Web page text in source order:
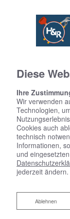
Schönes
Diese
Ihre
Wir verwenden
Technologien,
Cookies auch
technisch
Informationen,
und
jederzeit ändern.
Ablehnen
Ablehnen